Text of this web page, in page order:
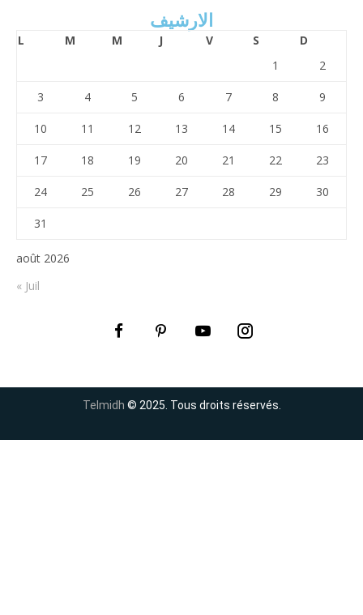
الارشيف
août 2026
L M M J V S
D
1
2
3 4 5 6 7 8 9
10 11 12 13 14 15 16
17 18 19 20 21 22 23
24 25 26 27 28 29 30
31
« Juil
Telmidh © 2025. Tous droits réservés.